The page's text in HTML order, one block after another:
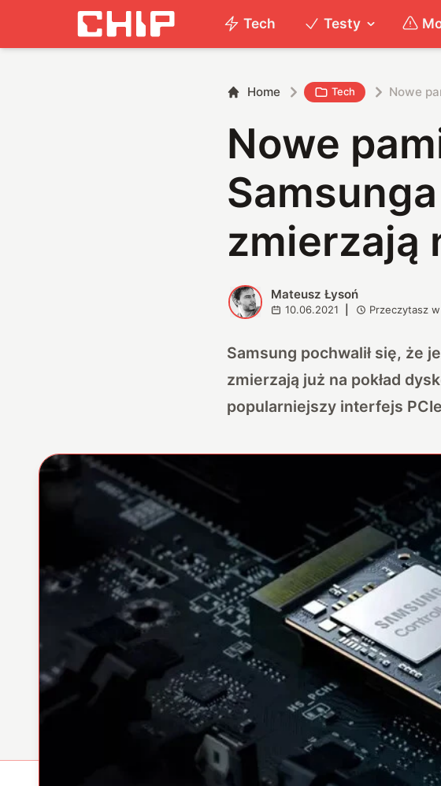
Tech Testy
Home Tech
Nowe
zmierzają
M Mateusz Łysoń
10.06.2021 Przeczytasz w
Samsung pochwalił się, że
zmierzają już na pokład
popularniejszy interfejs